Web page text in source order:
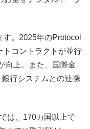
。2025年のProtocol
トコントラクトが並行
向上。また、国際金
行システムとの連携
は、170カ国以上で